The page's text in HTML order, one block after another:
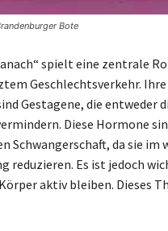
Bote
spielt eine zentrale
Geschlechtsverkehr.
Gestagene, die entweder
Diese Hormone
Schwangerschaft, da sie im
reduzieren. Es ist jedoch
aktiv bleiben. Dieses